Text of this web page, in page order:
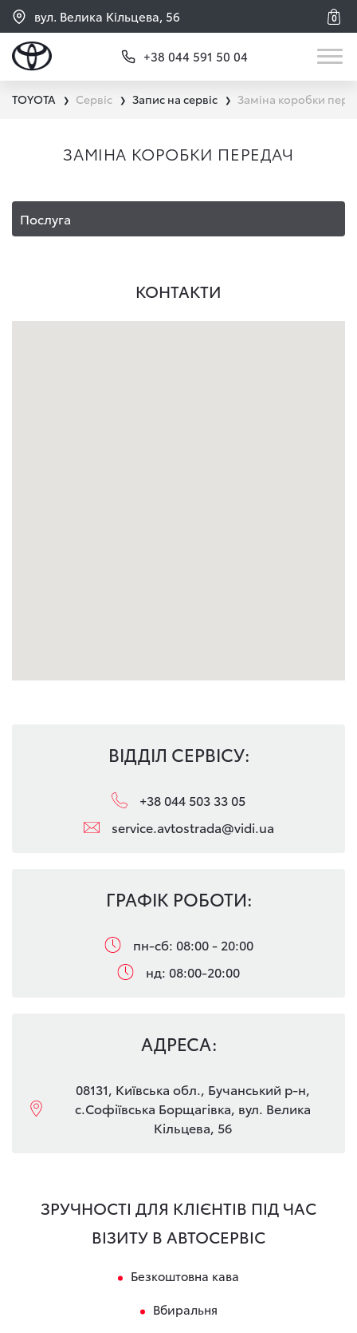
вул. Велика Кільцева, 56 0
+38 044 591 50 04
TOYOTA ❯ Сервіс ❯ Запис на сервіс ❯ Заміна коробки
ЗАМІНА КОРОБКИ ПЕРЕДАЧ
Послуга
КОНТАКТИ
ВІДДІЛ СЕРВІСУ:
+38 044 503 33 05
service.avtostrada@vidi.ua
ГРАФІК РОБОТИ:
пн-сб: 08:00 - 20:00
нд: 08:00-20:00
АДРЕСА:
08131, Київська обл., Бучанський р-н,
с.Софіївська Борщагівка, вул. Велика
Кільцева, 56
ЗРУЧНОСТІ ДЛЯ КЛІЄНТІВ ПІД ЧАС
ВІЗИТУ В АВТОСЕРВІС
Безкоштовна кава
Вбиральня